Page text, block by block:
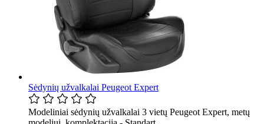
Sėdynių užvalkalai Peugeot Expert
Modeliniai sėdynių užvalkalai 3 vietų Peugeot Expert, metų